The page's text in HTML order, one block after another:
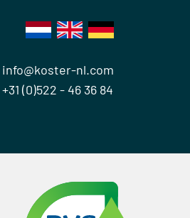
info@koster-nl.com
+31 (0)522 - 46 36 84